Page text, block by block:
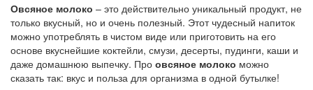
Овсяное молоко – это действительно уникальный продукт, не
только вкусный, но и очень полезный. Этот чудесный напиток
можно употреблять в чистом виде или приготовить на его
основе вкуснейшие коктейли, смузи, десерты, пудинги, каши и
даже домашнюю выпечку. Про овсяное молоко можно
сказать так: вкус и польза для организма в одной бутылке!